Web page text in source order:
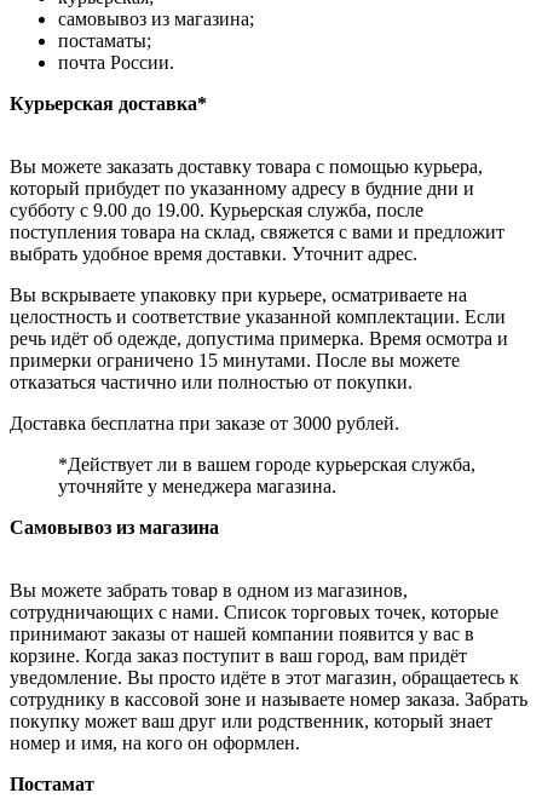
самовывоз из магазина;
постаматы;
почта России.
Курьерская доставка*
Вы можете заказать доставку товара с помощью курьера,
который прибудет по указанному адресу в будние дни и
субботу с 9.00 до 19.00. Курьерская служба, после
поступления товара на склад, свяжется с вами и предложит
выбрать удобное время доставки. Уточнит адрес.
Вы вскрываете упаковку при курьере, осматриваете на
целостность и соответствие указанной комплектации. Если
речь идёт об одежде, допустима примерка. Время осмотра и
примерки ограничено 15 минутами. После вы можете
отказаться частично или полностью от покупки.
Доставка бесплатна при заказе от 3000 рублей.
*Действует ли в вашем городе курьерская служба,
уточняйте у менеджера магазина.
Самовывоз из магазина
Вы можете забрать товар в одном из магазинов,
сотрудничающих с нами. Список торговых точек, которые
принимают заказы от нашей компании появится у вас в
корзине. Когда заказ поступит в ваш город, вам придёт
уведомление. Вы просто идёте в этот магазин, обращаетесь к
сотруднику в кассовой зоне и называете номер заказа. Забрать
покупку может ваш друг или родственник, который знает
номер и имя, на кого он оформлен.
Постамат